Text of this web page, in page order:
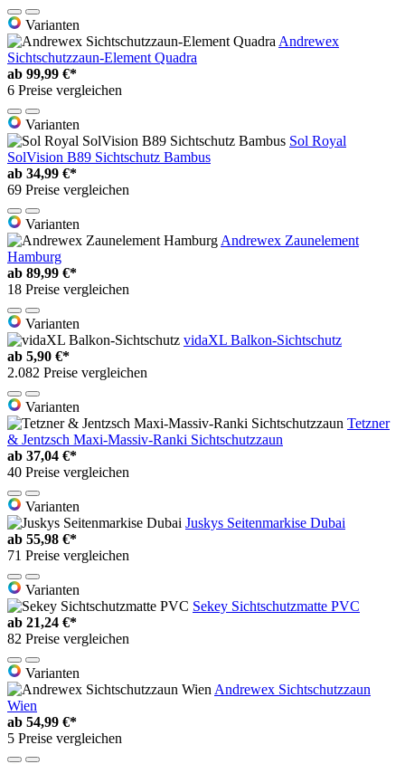
Varianten
Andrewex
Sichtschutzzaun-Element Quadra
ab 99,99 €*
6 Preise vergleichen
Varianten
Sol Royal
SolVision B89 Sichtschutz Bambus
ab 34,99 €*
69 Preise vergleichen
Varianten
Andrewex Zaunelement
Hamburg
ab 89,99 €*
18 Preise vergleichen
Varianten
vidaXL Balkon-Sichtschutz
ab 5,90 €*
2.082 Preise vergleichen
Varianten
Tetzner
& Jentzsch Maxi-Massiv-Ranki Sichtschutzzaun
ab 37,04 €*
40 Preise vergleichen
Varianten
Juskys Seitenmarkise Dubai
ab 55,98 €*
71 Preise vergleichen
Varianten
Sekey Sichtschutzmatte PVC
ab 21,24 €*
82 Preise vergleichen
Varianten
Andrewex Sichtschutzzaun
Wien
ab 54,99 €*
5 Preise vergleichen